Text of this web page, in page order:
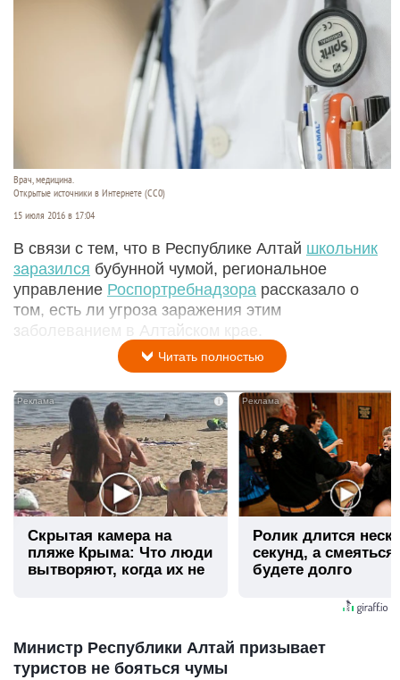
Врач, медицина.
Открытые источники в Интернете (СС0)
15 июля 2016 в 17:04
В связи с тем, что в Республике Алтай школьник
заразился бубунной чумой, региональное
управление Роспортребнадзора рассказало о
том, есть ли угроза заражения этим
заболеванием в Алтайском крае.
Читать полностью
i
Скрытая камера на
пляже Крыма: Что люди
вытворяют, когда их не
Ролик длится
секунд, а
будете долго
Министр Республики Алтай призывает
туристов не бояться чумы